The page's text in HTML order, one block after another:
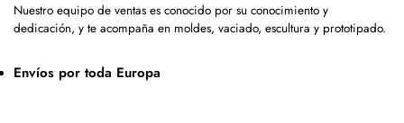
Nuestro equipo de ventas es conocido por su conocimiento y
dedicación, y te acompaña en moldes, vaciado, escultura y prototipado.
Envíos por toda Europa